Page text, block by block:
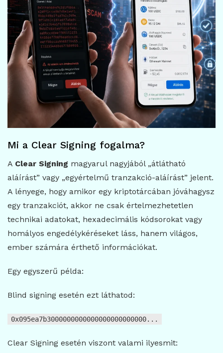
Mi a Clear Signing fogalma?
A Clear Signing magyarul nagyjából „átlátható
aláírást” vagy „egyértelmű tranzakció-aláírást” jelent.
A lényege, hogy amikor egy kriptotárcában jóváhagysz
egy tranzakciót, akkor ne csak értelmezhetetlen
technikai adatokat, hexadecimális kódsorokat vagy
homályos engedélykéréseket láss, hanem világos,
ember számára érthető információkat.
Egy egyszerű példa:
Blind signing esetén ezt láthatod:
0x095ea7b3000000000000000000000000...
Clear Signing esetén viszont valami ilyesmit: